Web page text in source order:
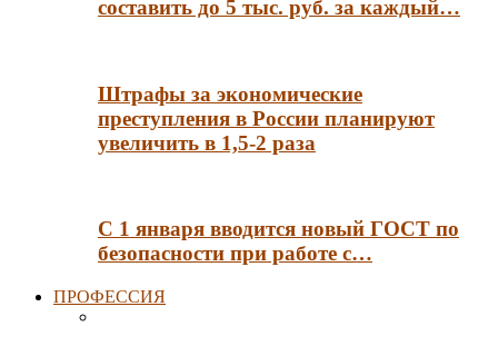
составить до 5 тыс. руб. за каждый…
Штрафы за экономические
преступления в России планируют
увеличить в 1,5-2 раза
С 1 января вводится новый ГОСТ по
безопасности при работе с…
ПРОФЕССИЯ